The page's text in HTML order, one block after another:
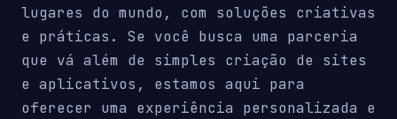
lugares do mundo, com soluções criativas
e práticas. Se você busca uma parceria
que vá além de simples criação de sites
e aplicativos, estamos aqui para
oferecer uma experiência personalizada e